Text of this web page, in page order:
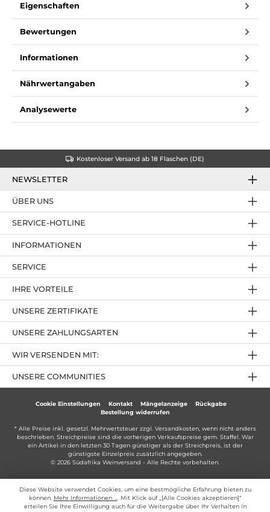
Eigenschaften
Bewertungen
Informationen
Nährwertangaben
Analysewerte
Kostenloser Versand ab 18 Flaschen (DE)
NEWSLETTER
SERVICE-HOTLINE
IHRE VORTEILE
UNSERE ZAHLUNGSARTEN
ÜBER UNS
UNSERE ZERTIFIKATE
INFORMATIONEN
SERVICE
UNSERE COMMUNITIES
WIR VERSENDEN MIT:
Cookie Einstellungen Kontakt Mängelanzeige
Rückgabe
Bestellung widerrufen
* Alle Preise inkl. gesetzl. Mehrwertsteuer zzgl. Versandkosten, wenn nicht anders
beschrieben. Streichpreise sind die vorherigen Verkaufspreise gem. Staffel. War
ein Artikel in den letzten 30 Tagen günstiger als der Streichpreis, ist der
günstigste Einzelpreis zusätzlich angegeben.
© 2026 Südafrika Weinversand - Alle Rechte vorbehalten.
Diese Website verwendet Cookies, um eine bestmögliche Erfahrung bieten zu
können. Mehr Informationen ...
. Mit Klick auf „[Alle Cookies akzeptieren]“
erteilen Sie Ihre Einwilligung auch für die Weitergabe über Ihr Verhalten in